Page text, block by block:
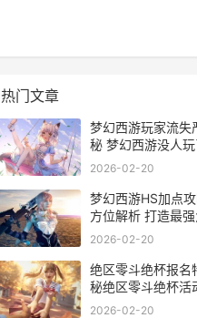
热门文章
梦幻西游玩家流失
秘 梦幻西游没人
后的原因与影响
2026-02-20
梦幻西游HS加点
方位解析 打造最
2026-02-20
绝区零斗绝杯报名
秘绝区零斗绝杯活
绝版游戏设备价格
2026-02-20